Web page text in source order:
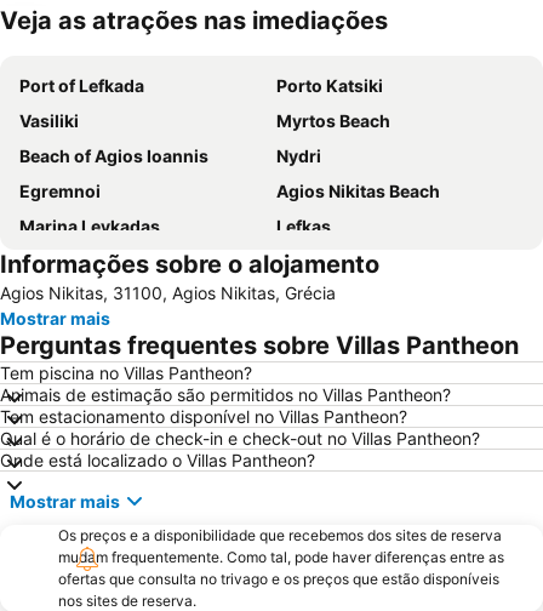
Ampliar mapa
Veja as atrações nas imediações
Port of Lefkada
Porto Katsiki
Vasiliki
Myrtos Beach
Beach of Agios Ioannis
Nydri
Egremnoi
Agios Nikitas Beach
Marina Leykadas
Lefkas
Aktion National Airport
Informações sobre o alojamento
Agios Nikitas, 31100, Agios Nikitas, Grécia
Mostrar mais
Perguntas frequentes sobre Villas Pantheon
Tem piscina no Villas Pantheon?
Animais de estimação são permitidos no Villas Pantheon?
Tem estacionamento disponível no Villas Pantheon?
Qual é o horário de check-in e check-out no Villas Pantheon?
Onde está localizado o Villas Pantheon?
Mostrar mais
Os preços e a disponibilidade que recebemos dos sites de reserva
mudam frequentemente. Como tal, pode haver diferenças entre as
ofertas que consulta no trivago e os preços que estão disponíveis
nos sites de reserva.